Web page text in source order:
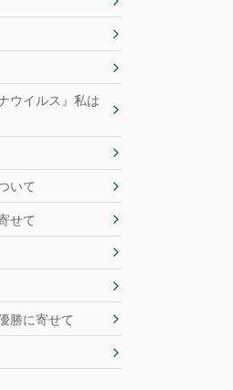
ウイルス』私は
いて
せて
勝に寄せて